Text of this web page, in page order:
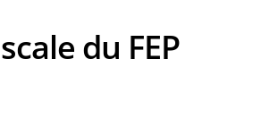
du FEP